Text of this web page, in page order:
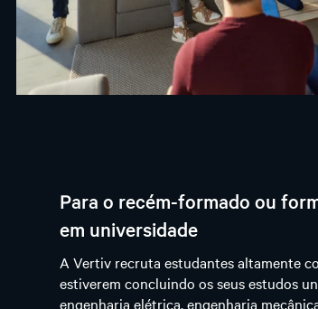
Para o recém-formado ou
em universidade
A Vertiv recruta estudantes altamente
estiverem concluindo os seus estudos
engenharia elétrica, engenharia